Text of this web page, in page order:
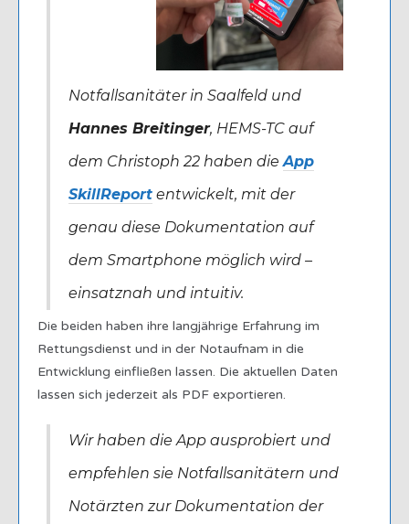
Notfallsanitäter in Saalfeld und
Hannes Breitinger, HEMS-TC auf
dem Christoph 22 haben dieApp
SkillReport entwickelt, mit der
genau diese Dokumentation auf
dem Smartphone möglich wird –
einsatznah und intuitiv.
Die beiden haben ihre langjährige Erfahrung im
Rettungsdienst und in der Notaufnam in die
Entwicklung einfließen lassen. Die aktuellen Daten
lassen sich jederzeit als PDF exportieren.
Wir haben die App ausprobiert und
empfehlen sie Notfallsanitätern und
Notärzten zur Dokumentation der